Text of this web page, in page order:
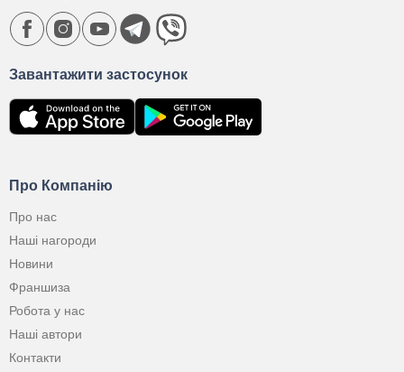
Про Компанію
Про нас
Наші нагороди
Новини
Франшиза
Робота у нас
Наші автори
Контакти
Завантажити застосунок